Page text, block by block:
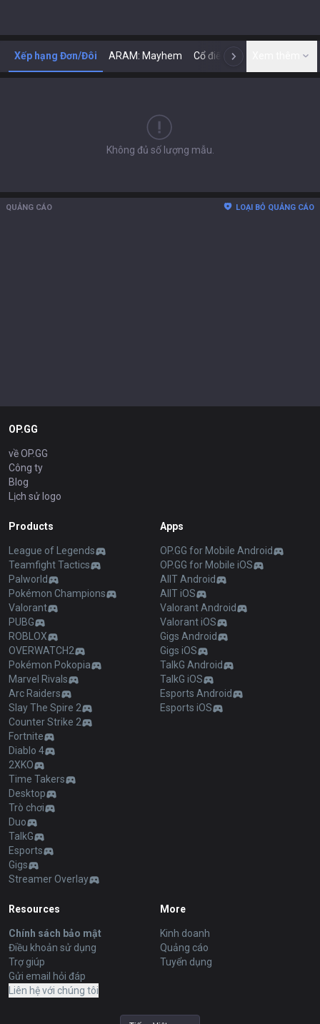
Xếp hạng Đơn/Đôi ARAM: Mayhem Cổ điển N
Không đủ số lượng mẫu.
QUẢNG CÁO LOẠI BỎ QUẢNG CÁO
OP.GG
về OP.GG
Công ty
Blog
Lịch sử logo
Products
League of Legends
Teamfight Tactics
Palworld
Pokémon Champions
Valorant
PUBG
ROBLOX
OVERWATCH2
Pokémon Pokopia
Marvel Rivals
Arc Raiders
Slay The Spire 2
Counter Strike 2
Fortnite
Diablo 4
2XKO
Time Takers
Desktop
Trò chơi
Duo
TalkG
Esports
Gigs
Streamer Overlay
Apps
OP.GG for Mobile Android
OP.GG for Mobile iOS
AllT Android
AllT iOS
Valorant Android
Valorant iOS
Gigs Android
Gigs iOS
TalkG Android
TalkG iOS
Esports Android
Esports iOS
Resources
Chính sách bảo mật
Điều khoản sử dụng
Trợ giúp
Gửi email hỏi đáp
Liên hệ với chúng tôi
More
Kinh doanh
Quảng cáo
Tuyển dụng